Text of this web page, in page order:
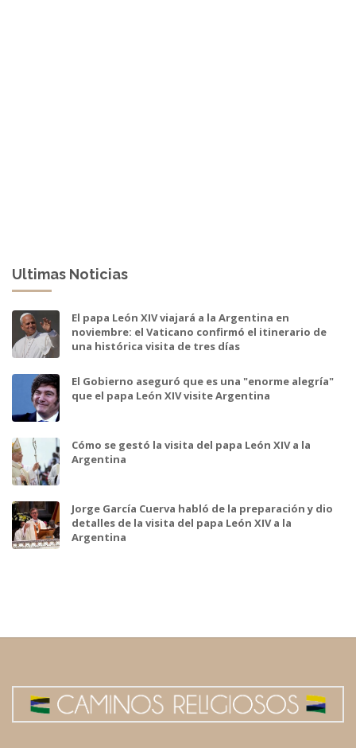
Ultimas Noticias
El papa León XIV viajará a la Argentina en
noviembre: el Vaticano confirmó el itinerario de
una histórica visita de tres días
El Gobierno aseguró que es una "enorme alegría"
que el papa León XIV visite Argentina
Cómo se gestó la visita del papa León XIV a la
Argentina
Jorge García Cuerva habló de la preparación y dio
detalles de la visita del papa León XIV a la
Argentina